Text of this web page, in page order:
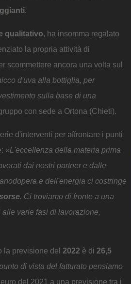
.
qualitativo, ha insomma regalato
la propria attività di
scommettere ancora una volta sul
d'uva alla bottiglia, per
sulla base di una
con sede a Ortona (Chieti).
d'interventi per affrontare i punti
«L'eccellenza della materia prima
dai nostri partner e dalle
e dell'energia ci costringe
. Ci troviamo di fronte a una
varie fasi di lavorazione,
la previsione del 2022 è di 26,5
di vista del fatturato pensiamo
del 2021 a una previsione tra i